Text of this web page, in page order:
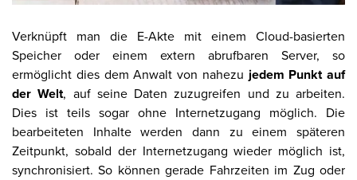
Verknüpft man die E-Akte mit einem Cloud-basierten
Speicher oder einem extern abrufbaren Server, so
ermöglicht dies dem Anwalt von nahezu jedem Punkt auf
der Welt, auf seine Daten zuzugreifen und zu arbeiten.
Dies ist teils sogar ohne Internetzugang möglich. Die
bearbeiteten Inhalte werden dann zu einem späteren
Zeitpunkt, sobald der Internetzugang wieder möglich ist,
synchronisiert. So können gerade Fahrzeiten im Zug oder